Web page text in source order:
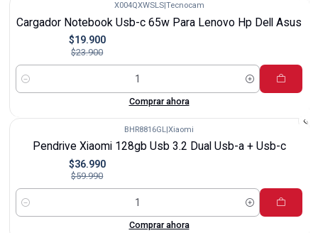
X004QXWSLS| Tecnocam
Cargador Notebook Usb-c 65w Para Lenovo Hp Dell Asus
$19.900
$23.900
Cantidad
Comprar ahora
BHR8816GL|Xiaomi
Pendrive Xiaomi 128gb Usb 3.2 Dual Usb-a + Usb-c
$36.990
$59.990
Cantidad
Comprar ahora